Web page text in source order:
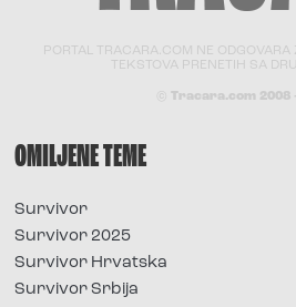
PORTAL TRACARA.COM NE
TEKSTOVA PRENETIH SA
© Tracara.com 2008
OMILJENE TEME
Survivor
Survivor 2025
Survivor Hrvatska
Survivor Srbija